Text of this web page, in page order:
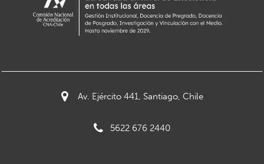
Av. Ejército 441, Santiago, Chile
5622 676 2440